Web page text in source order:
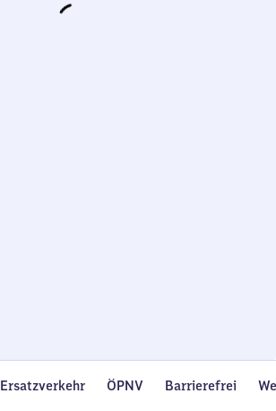
Ersatzverkehr ÖPNV Barrierefrei